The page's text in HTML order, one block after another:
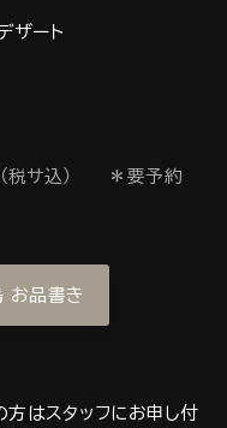
ザート
税サ込） ＊要予約
お品書き
はスタッフにお申し付